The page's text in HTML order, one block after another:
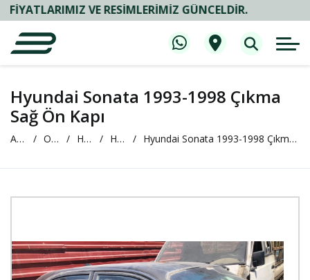
VE RESIMLERIMIZ GÜNCELDIR.
Hyundai Sonata 1993-1998 Çıkma
Sağ Ön Kapı
Anasayfa Oto Çıkma ve Yedek Parça HYUNDAİ HYUNDAİ Sonata Hyundai Sonata 1993-1998 Çıkma Sağ Ön Kapı